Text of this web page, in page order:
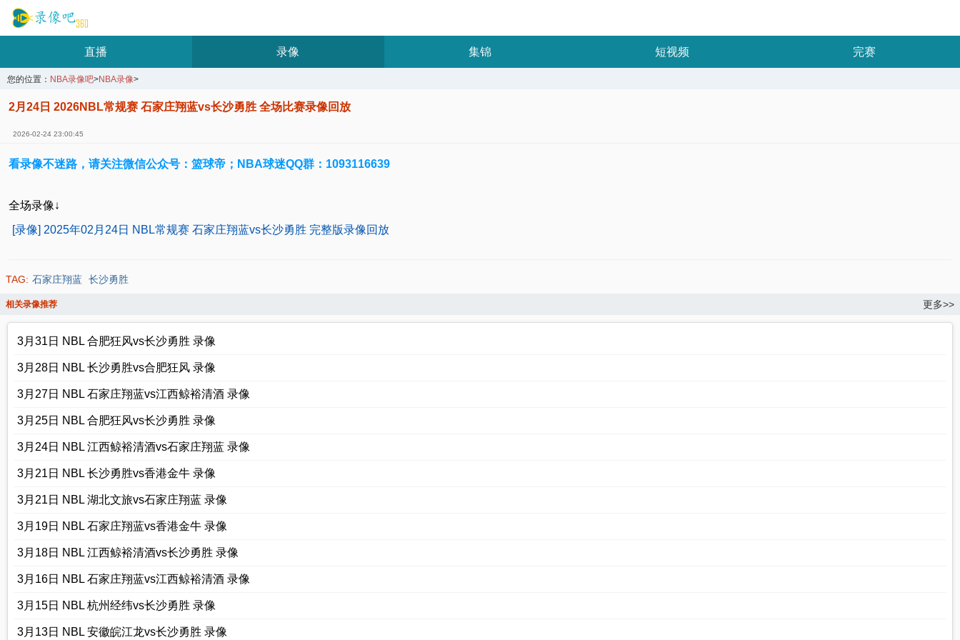
直播 录像 集锦 短视频 完赛
您的位置： NBA录像吧>NBA录像>
2月24日 2026NBL常规赛 石家庄翔蓝vs长沙勇胜 全场比赛录像回放
2026-02-24 23:00:45
看录像不迷路，请关注微信公众号：篮球帝；NBA球迷QQ群：1093116639
全场录像↓
[录像] 2025年02月24日 NBL常规赛 石家庄翔蓝vs长沙勇胜 完整版录像回放
TAG: 石家庄翔蓝 长沙勇胜
相关录像推荐 更多>>
3月31日 NBL 合肥狂风vs长沙勇胜 录像
3月28日 NBL 长沙勇胜vs合肥狂风 录像
3月27日 NBL 石家庄翔蓝vs江西鲸裕清酒 录像
3月25日 NBL 合肥狂风vs长沙勇胜 录像
3月24日 NBL 江西鲸裕清酒vs石家庄翔蓝 录像
3月21日 NBL 长沙勇胜vs香港金牛 录像
3月21日 NBL 湖北文旅vs石家庄翔蓝 录像
3月19日 NBL 石家庄翔蓝vs香港金牛 录像
3月18日 NBL 江西鲸裕清酒vs长沙勇胜 录像
3月16日 NBL 石家庄翔蓝vs江西鲸裕清酒 录像
3月15日 NBL 杭州经纬vs长沙勇胜 录像
3月13日 NBL 安徽皖江龙vs长沙勇胜 录像